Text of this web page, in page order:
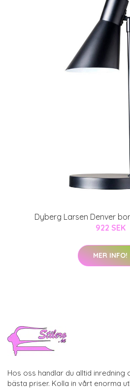
Dyberg Larsen Denver
922 SEK
MER INFO!
Hos oss handlar du alltid inredning
bästa priser. Kolla in vårt enorma